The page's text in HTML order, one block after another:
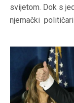
svijetom. Dok s
njemački političari